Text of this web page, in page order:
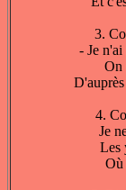
3.
- Je n'ai
On
4.
Je
Les
Où